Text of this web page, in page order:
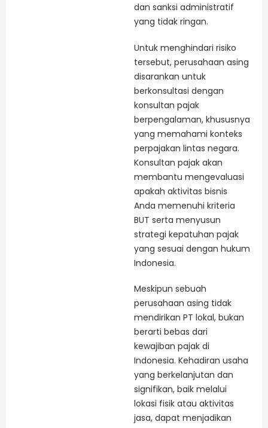
dan sanksi administratif
yang tidak ringan.
Untuk menghindari risiko
tersebut, perusahaan asing
disarankan untuk
berkonsultasi dengan
konsultan pajak
berpengalaman, khususnya
yang memahami konteks
perpajakan lintas negara.
Konsultan pajak akan
membantu mengevaluasi
apakah aktivitas bisnis
Anda memenuhi kriteria
BUT serta menyusun
strategi kepatuhan pajak
yang sesuai dengan hukum
Indonesia.
Meskipun sebuah
perusahaan asing tidak
mendirikan PT lokal, bukan
berarti bebas dari
kewajiban pajak di
Indonesia. Kehadiran usaha
yang berkelanjutan dan
signifikan, baik melalui
lokasi fisik atau aktivitas
jasa, dapat menjadikan